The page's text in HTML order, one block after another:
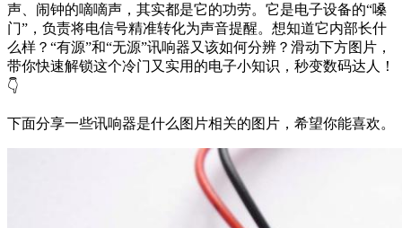
声、闹钟的嘀嘀声，其实都是它的功劳。它是电子设备的“嗓
门”，负责将电信号精准转化为声音提醒。想知道它内部长什
么样？“有源”和“无源”讯响器又该如何分辨？滑动下方图片，
带你快速解锁这个冷门又实用的电子小知识，秒变数码达人！
👇
下面分享一些讯响器是什么图片相关的图片，希望你能喜欢。